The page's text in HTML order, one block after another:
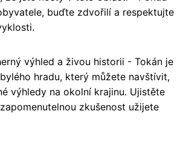
buďte zdvořilí a respektujte
výhled a živou historii - Tokán je
hradu, který můžete navštívit,
výhledy na okolní krajinu. Ujistěte
zkušenost užijete